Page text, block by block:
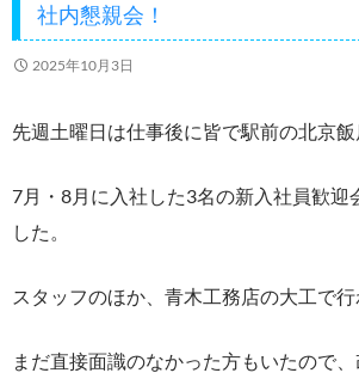
社内懇親会！
2025年10月3日
先週土曜日は仕事後に皆で駅前の北京飯
7月・8月に入社した3名の新入社員歓迎
した。
スタッフのほか、青木工務店の大工で行
まだ直接面識のなかった方もいたので